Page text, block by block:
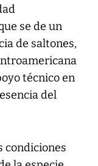
se de un
de saltones,
técnico en
del
condiciones